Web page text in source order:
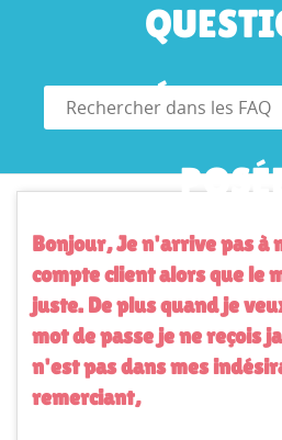
Bonjour, Je n'arrive pas à
compte client alors que le
juste. De plus quand je
mot de passe je ne reçois
n'est pas dans mes
remerciant,